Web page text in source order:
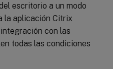
escritorio a un modo
la aplicación Citrix
con las
todas las condiciones